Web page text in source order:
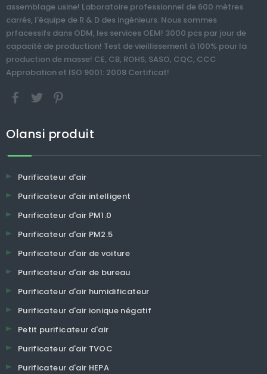
assemblage usine! Laboratoire professionnel de 600 mètres
carrés, l'équipe de R & D des ingénieurs. Nous sommes
prfacessifs dans ODM, les services OEM! 3000 pcs par jour de
capacité de production! Test de vieillissement à 100% pour la
production de masse! CE, CB, ROHS, SASO, CQC, CCC
Approbation et ISO 9001: 2008 Certificat!
Olansi produit
Purificateur d'air
Purificateur d'air intelligent
Purificateur d'air PM1.0
Purificateur d'air PM2.5
Purificateur d'air de voiture
Purificateur d'air de bureau
Purificateur d'air humidificateur
Purificateur d'air ionique négatif
Petit purificateur d'air
Purificateur d'air TVOC
Purificateur d'air HEPA